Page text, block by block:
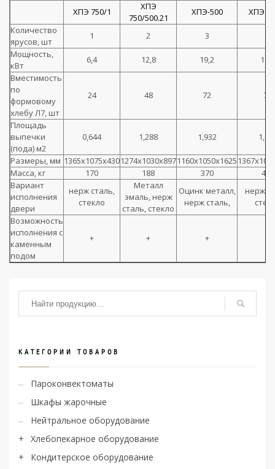
ХПЭ 750/1
ХПЭ
750/500.21
ХПЭ-500
ХПЭ
Количество
ярусов, шт
1 2 3
Мощность,
кВт
6,4 12,8 19,2
19,2
Вместимость
по
формовому
хлебу Л7, шт
24 48 72 72
Площадь
выпечки
(пода) м2
0,644 1,288 1,932
Размеры, мм 1365x1075x4301274х1030х8971160х1050х1625
Масса, кг
170 188 370
442
Вариант
исполнения
двери
нерж сталь,
стекло
Металл
эмаль, нерж
сталь, стекло
Оцинк металл,
нерж сталь,
нерж
Возможность
исполнения с
каменным
подом
+ + +
КАТЕГОРИИ ТОВАРОВ
Пароконвектоматы
Шкафы жарочные
Нейтральное оборудование
Хлебопекарное оборудование
Кондитерское оборудование